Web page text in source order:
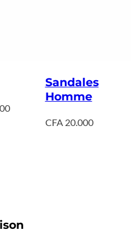
Sandales
Homme
CFA20.000